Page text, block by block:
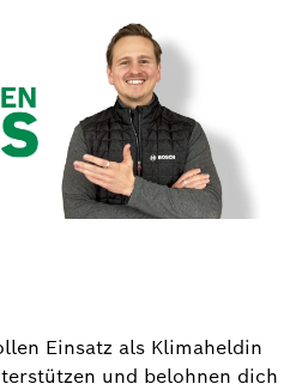
Einsatz als Klimaheldin
und belohnen dich